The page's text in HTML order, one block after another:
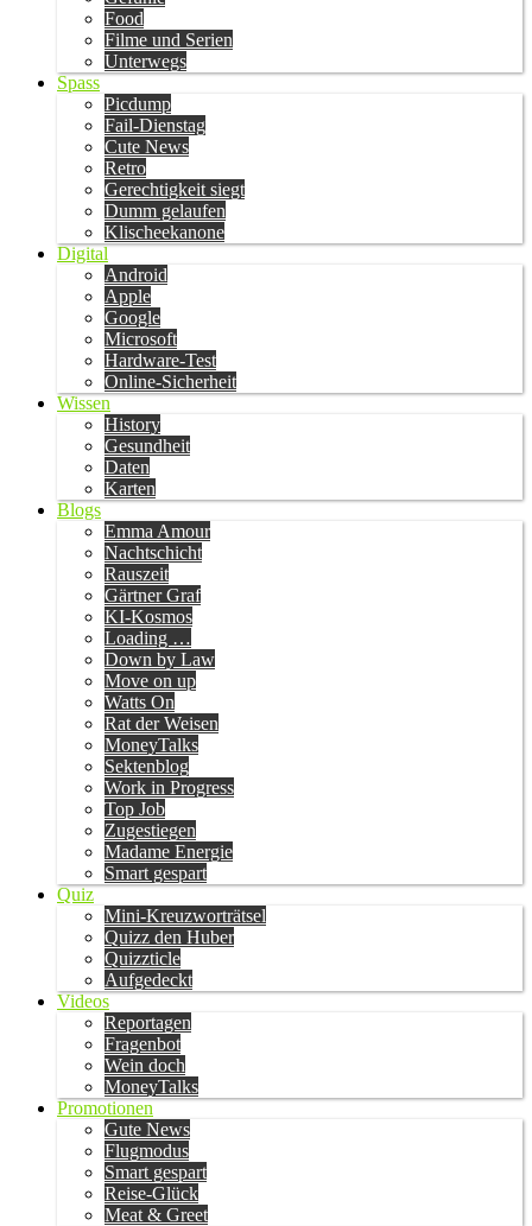
Food
Filme und Serien
Unterwegs
Spass
Picdump
Fail-Dienstag
Cute News
Retro
Gerechtigkeit siegt
Dumm gelaufen
Klischeekanone
Digital
Android
Apple
Google
Microsoft
Hardware-Test
Online-Sicherheit
Wissen
History
Gesundheit
Daten
Karten
Blogs
Emma Amour
Nachtschicht
Rauszeit
Gärtner Graf
KI-Kosmos
Loading …
Down by Law
Move on up
Watts On
Rat der Weisen
MoneyTalks
Sektenblog
Work in Progress
Top Job
Zugestiegen
Madame Energie
Smart gespart
Quiz
Mini-Kreuzworträtsel
Quizz den Huber
Quizzticle
Aufgedeckt
Videos
Reportagen
Fragenbot
Wein doch
MoneyTalks
Promotionen
Gute News
Flugmodus
Smart gespart
Reise-Glück
Meat & Greet